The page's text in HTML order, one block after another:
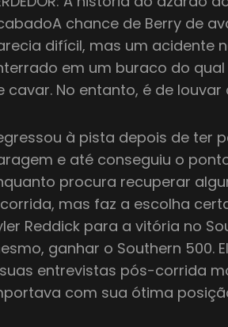
chance de Berry de
difícil, mas um acidente
em um buraco do qual
cavar. No entanto, é de
à pista depois de ter
e até conseguiu o
procura recuperar
mas faz a escolha
Reddick para a vitória no
ganhar o Southern 500.
entrevistas pós-corrida
com sua ótima